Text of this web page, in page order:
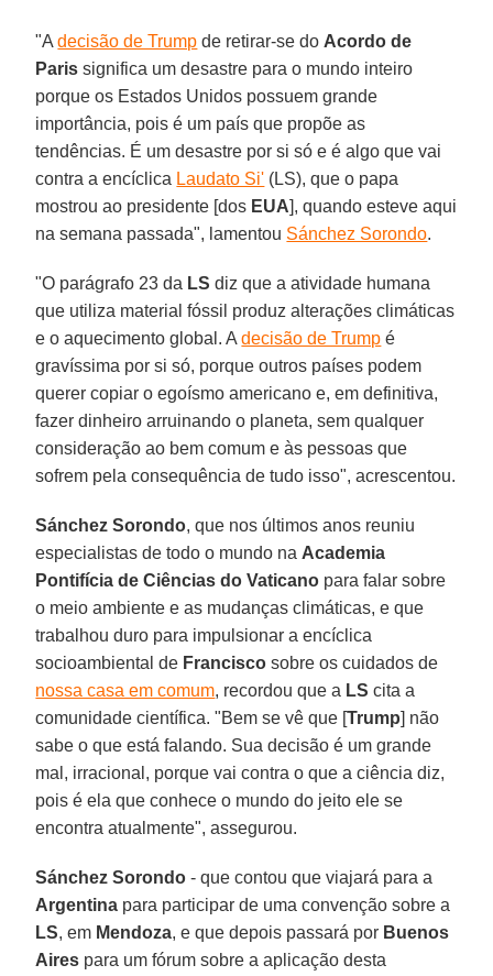
"Adecisão de Trump de retirar-se do Acordo de
Paris significa um desastre para o mundo inteiro
porque os Estados Unidos possuem grande
importância, pois é um país que propõe as
tendências. É um desastre por si só e é algo que vai
contra a encíclica Laudato Si' (LS), que o papa
mostrou ao presidente [dos EUA], quando esteve aqui
na semana passada", lamentou Sánchez Sorondo.
"O parágrafo 23 da LS diz que a atividade humana
que utiliza material fóssil produz alterações climáticas
e o aquecimento global. Adecisão de Trump é
gravíssima por si só, porque outros países podem
querer copiar o egoísmo americano e, em definitiva,
fazer dinheiro arruinando o planeta, sem qualquer
consideração ao bem comum e às pessoas que
sofrem pela consequência de tudo isso", acrescentou.
Sánchez Sorondo, que nos últimos anos reuniu
especialistas de todo o mundo na Academia
Pontifícia de Ciências do Vaticano para falar sobre
o meio ambiente e as mudanças climáticas, e que
trabalhou duro para impulsionar a encíclica
socioambiental de Francisco sobre os cuidados de
nossa casa em comum, recordou que a LS cita a
comunidade científica. "Bem se vê que [Trump] não
sabe o que está falando. Sua decisão é um grande
mal, irracional, porque vai contra o que a ciência diz,
pois é ela que conhece o mundo do jeito ele se
encontra atualmente", assegurou.
Sánchez Sorondo - que contou que viajará para a
Argentina para participar de uma convenção sobre a
LS, em Mendoza, e que depois passará por Buenos
Aires para um fórum sobre a aplicação desta